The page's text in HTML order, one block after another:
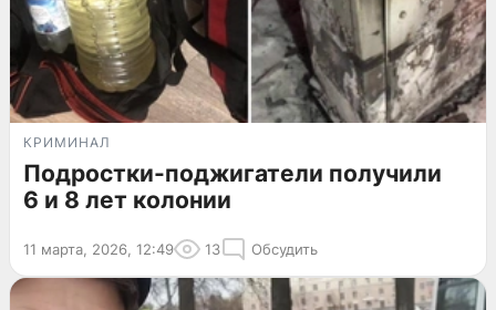
КРИМИНАЛ
Подростки-поджигатели получили
6 и 8 лет колонии
11 марта, 2026, 12:49 13 Обсудить